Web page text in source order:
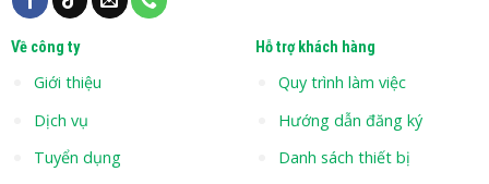
Về công ty
Giới thiệu
Dịch vụ
Tuyển dụng
Hỗ trợ khách hàng
Quy trình làm việc
Hướng dẫn đăng ký
Danh sách thiết bị